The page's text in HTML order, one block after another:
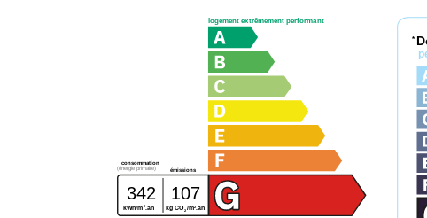
logement extrêmement performant
consommation
émissions
(énergie primaire)
342 107
kWh/m 2 .an kg CO2/m2 .an
*